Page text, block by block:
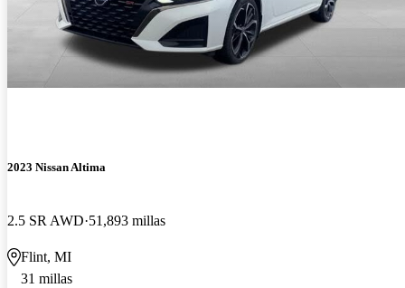
2023 Nissan Altima
2.5 SR AWD 51,893 millas
Flint, MI
31 millas